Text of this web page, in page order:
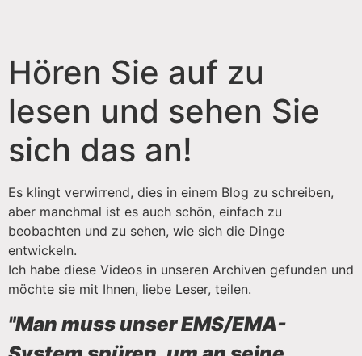
Hören Sie auf zu
lesen und sehen Sie
sich das an!
Es klingt verwirrend, dies in einem Blog zu schreiben,
aber manchmal ist es auch schön, einfach zu
beobachten und zu sehen, wie sich die Dinge
entwickeln.
Ich habe diese Videos in unseren Archiven gefunden und
möchte sie mit Ihnen, liebe Leser, teilen.
"Man muss unser EMS/EMA-